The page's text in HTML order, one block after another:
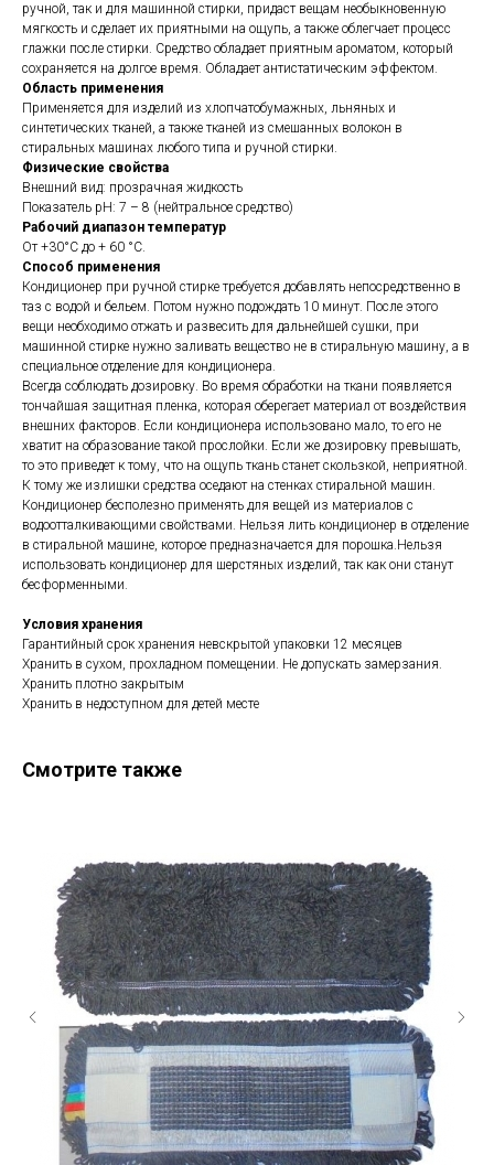
ручной, так и для машинной стирки, придаст вещам необыкновенную
мягкость и сделает их приятными на ощупь, а также облегчает процесс
глажки после стирки. Средство обладает приятным ароматом, который
сохраняется на долгое время. Обладает антистатическим эффектом.
Область применения
Применяется для изделий из хлопчатобумажных, льняных и
синтетических тканей, а также тканей из смешанных волокон в
стиральных машинах любого типа и ручной стирки.
Физические свойства
Внешний вид: прозрачная жидкость
Показатель рН: 7 – 8 (нейтральное средство)
Рабочий диапазон температур
От +30°С до + 60 °С.
Способ применения
Кондиционер при ручной стирке требуется добавлять непосредственно в
таз с водой и бельем. Потом нужно подождать 10 минут. После этого
вещи необходимо отжать и развесить для дальнейшей сушки, при
машинной стирке нужно заливать вещество не в стиральную машину, а в
специальное отделение для кондиционера.
Всегда соблюдать дозировку. Во время обработки на ткани появляется
тончайшая защитная пленка, которая оберегает материал от воздействия
внешних факторов. Если кондиционера использовано мало, то его не
хватит на образование такой прослойки. Если же дозировку превышать,
то это приведет к тому, что на ощупь ткань станет скользкой, неприятной.
К тому же излишки средства оседают на стенках стиральной машин.
Кондиционер бесполезно применять для вещей из материалов с
водоотталкивающими свойствами. Нельзя лить кондиционер в отделение
в стиральной машине, которое предназначается для порошка.Нельзя
использовать кондиционер для шерстяных изделий, так как они станут
бесформенными.
Условия хранения
Гарантийный срок хранения невскрытой упаковки 12 месяцев
Хранить в сухом, прохладном помещении. Не допускать замерзания.
Хранить плотно закрытым
Хранить в недоступном для детей месте
Смотрите также